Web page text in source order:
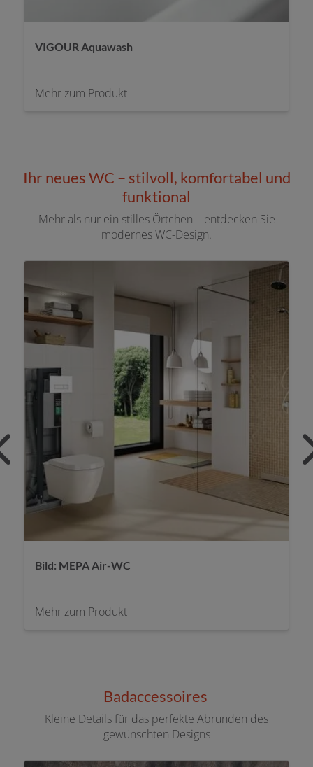
VIGOUR Aquawash
Mehr zum Produkt
Ihr neues WC – stilvoll, komfortabel und
funktional
Mehr als nur ein stilles Örtchen – entdecken Sie
modernes WC-Design.
MEPA Orbit Drückerplatte
Mehr zum Produkt
Badaccessoires
Kleine Details für das perfekte Abrunden des
gewünschten Designs